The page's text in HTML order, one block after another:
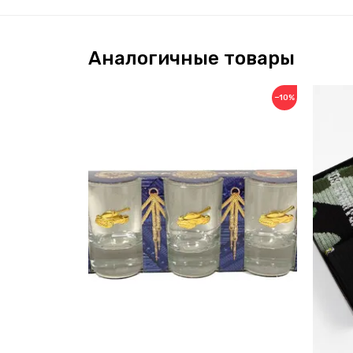
Аналогичные товары
−10%